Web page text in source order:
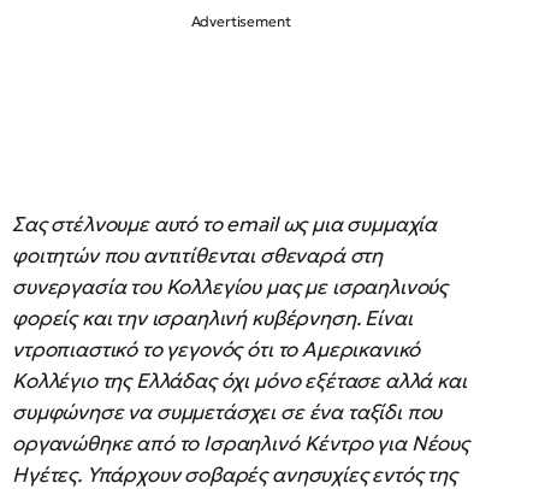
Σας στέλνουμε αυτό το email ως μια συμμαχία
φοιτητών που αντιτίθενται σθεναρά στη
συνεργασία του Κολλεγίου μας με ισραηλινούς
φορείς και την ισραηλινή κυβέρνηση. Είναι
ντροπιαστικό το γεγονός ότι το Αμερικανικό
Κολλέγιο της Ελλάδας όχι μόνο εξέτασε αλλά και
συμφώνησε να συμμετάσχει σε ένα ταξίδι που
οργανώθηκε από το Ισραηλινό Κέντρο για Νέους
Ηγέτες. Υπάρχουν σοβαρές ανησυχίες εντός της